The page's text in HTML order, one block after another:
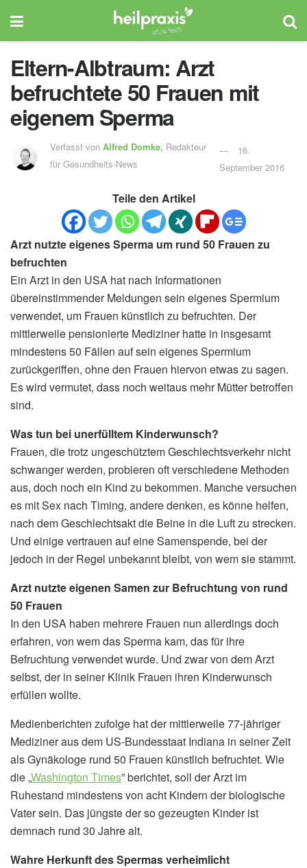
Eltern-Albtraum: Arzt
befruchtete 50 Frauen mit
eigenem Sperma
Verfasst vonAlfred Domke, Redakteur
für Gesundheits-News
16.
September 2016
Teile den Artikel
Arzt nutzte eigenes Sperma um rund 50 Frauen zu
befruchten
Ein Arzt in den USA hat nach Informationen
übereinstimmender Meldungen sein eigenes Spermium
verwendet, um Frauen künstlich zu befruchten. Der
mittlerweile pensionierte Mediziner hatte in insgesamt
mindestens 50 Fällen auf sein eigenes Spermium
zurückgeriffen, ohne den Frauen hiervon etwas zu sagen.
Es wird vermutet, dass noch weitaus mehr Mütter betroffen
sind.
Was tun bei unerfülltem Kinderwunsch?
Frauen, die trotz ungeschütztem Geschlechtsverkehr nicht
schwanger werden, probieren oft verschiedene Methoden
aus, doch noch ein Kind zu bekommen. Manche versuchen
es mit Sex nach Timing, andere denken, es könne helfen,
nach dem Geschlechtsakt die Beine in die Luft zu strecken.
Und einige vertrauen auf eine Samenspende, bei der
jedoch in der Regel unbekannt bleibt, von wem sie stammt.
Arzt nutzte eigenen Samen zur Befruchtung von rund
50 Frauen
In den USA haben mehrere Frauen nun allerdings doch
erfahren, von wem das Sperma kam, das für ihre
Befruchtung verwendet wurde. Und zwar von dem Arzt
selbst, der in seiner Klinik Frauen ihren Kinderwunsch
erfüllen wollte.
Medienberichten zufolge hat der mittlerweile 77-jähriger
Mediziner aus dem US-Bundesstaat Indiana in seiner Zeit
als Gynäkologe rund 50 Frauen künstlich befruchtet. Wie
die „Washington Times” berichtet, soll der Arzt im
Ruhestand mindestens von acht Kindern der biologische
Vater sein. Das jüngste der so gezeugten Kinder ist
demnach rund 30 Jahre alt.
Wahre Herkunft des Spermas verheimlicht